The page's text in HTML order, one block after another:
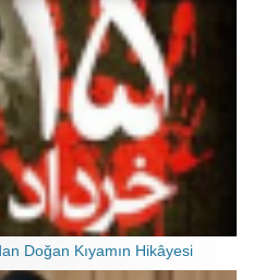
Doğan Kıyamın Hikâyesi